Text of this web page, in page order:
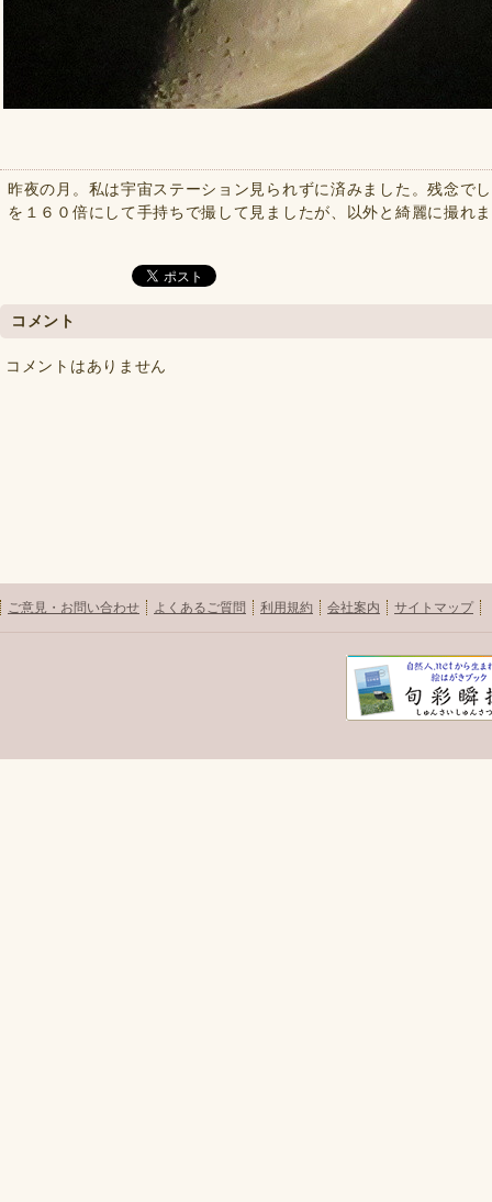
昨夜の月。私は宇宙ステーション見られずに済みました。残念で
を１６０倍にして手持ちで撮して見ましたが、以外と綺麗に撮れ
コメント
コメントはありません
ご意見・お問い合わせ よくあるご質問 利用規約 会社案内 サイトマップ